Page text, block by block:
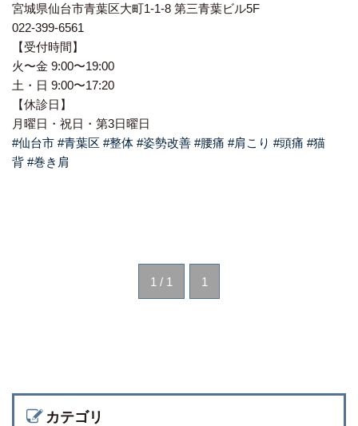
宮城県仙台市青葉区大町1-1-8 第三青葉ビル5F
022-399-6561
【受付時間】
火〜金 9:00〜19:00
土・日 9:00〜17:20
【休診日】
月曜日・祝日・第3日曜日
#仙台市 #青葉区 #整体 #姿勢改善 #腰痛 #肩こり #頭痛 #猫
背 #巻き肩
1 / 1 1
カテゴリ